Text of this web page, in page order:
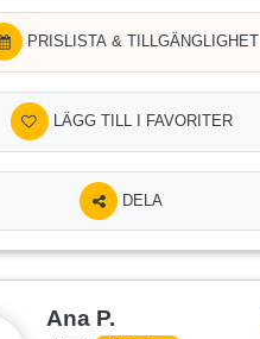
PRISLISTA & TILLGÄNGLIGHET
LÄGG TILL I FAVORITER
DELA
Ana P.